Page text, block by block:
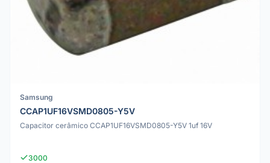
Samsung
CCAP1UF16VSMD0805-Y5V
Capacitor cerâmico CCAP1UF16VSMD0805-Y5V 1uf 16V
3000